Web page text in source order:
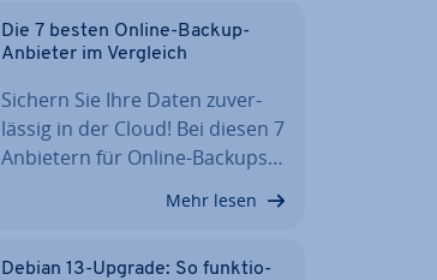
Die 7 besten Online-Backup-
Anbieter im Vergleich
Sichern Sie Ihre Daten zu­ver­
läs­sig in der Cloud! Bei diesen 7
Anbietern für Online-Backups…
Mehr lesen
Debian 13-Upgrade: So funk­tio­